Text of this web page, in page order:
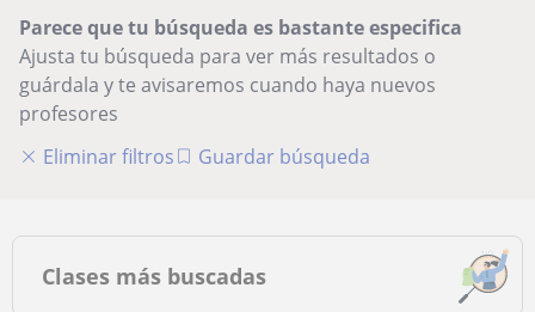
Parece que tu búsqueda es bastante especifica
Ajusta tu búsqueda para ver más resultados o
guárdala y te avisaremos cuando haya nuevos
profesores
Eliminar filtros
Guardar búsqueda
Clases más buscadas